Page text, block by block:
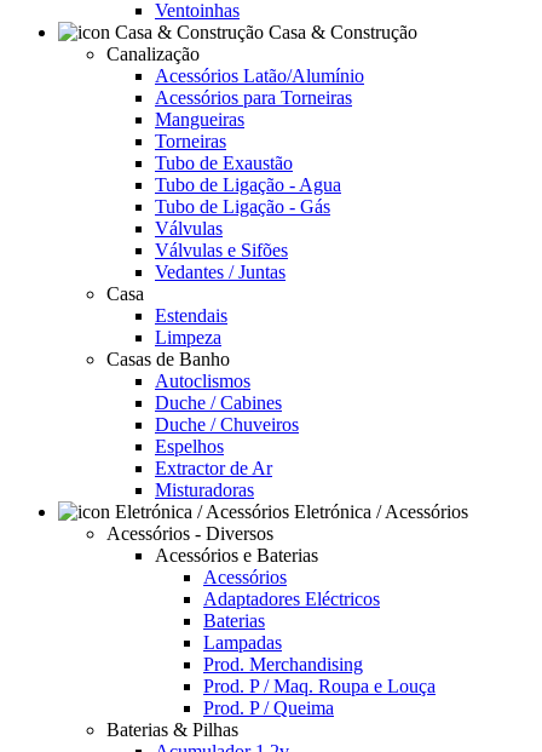
Ventoinhas
Casa & Construção
Canalização
Acessórios Latão/Alumínio
Acessórios para Torneiras
Mangueiras
Torneiras
Tubo de Exaustão
Tubo de Ligação - Agua
Tubo de Ligação - Gás
Válvulas
Válvulas e Sifões
Vedantes / Juntas
Casa
Estendais
Limpeza
Casas de Banho
Autoclismos
Duche / Cabines
Duche / Chuveiros
Espelhos
Extractor de Ar
Misturadoras
Eletrónica / Acessórios
Acessórios - Diversos
Acessórios e Baterias
Acessórios
Adaptadores Eléctricos
Baterias
Lampadas
Prod. Merchandising
Prod. P / Maq. Roupa e Louça
Prod. P / Queima
Baterias & Pilhas